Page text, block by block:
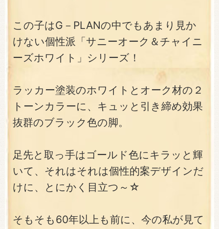
この子はG－PLANの中でもあまり見か
けない個性派「サニーオーク＆チャイニ
ーズホワイト」シリーズ！
ラッカー塗装のホワイトとオーク材の２
トーンカラーに、キュッと引き締め効果
抜群のブラック色の脚。
足先と取っ手はゴールド色にキラッと輝
いて、それはそれは個性的案デザインだ
けに、とにかく目立つ～☆
そもそも60年以上も前に、今の私が見て